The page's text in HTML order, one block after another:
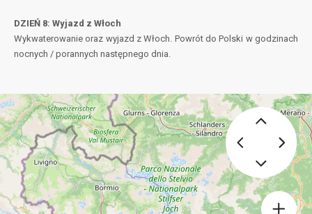
DZIEŃ 8: Wyjazd z Włoch
Wykwaterowanie oraz wyjazd z Włoch. Powrót do Polski w godzinach
nocnych / porannych następnego dnia.